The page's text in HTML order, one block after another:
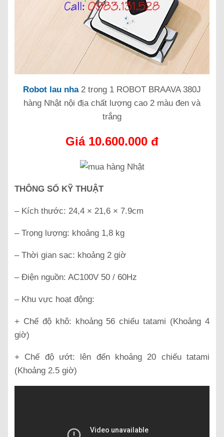
Robot lau nha2 trong 1 ROBOT BRAAVA 380J
hàng Nhật nội địa chất lượng cao 2 màu đen và
trắng
Giá 10.600.000 đ
THÔNG SỐ KỸ THUẬT
– Kích thước: 24,4 × 21,6 × 7.9cm
– Trọng lượng: khoảng 1,8 kg
– Thời gian sạc: khoảng 2 giờ
– Điện nguồn: AC100V 50 / 60Hz
– Khu vực hoạt động:
+ Chế độ khô: khoảng 56 chiếu tatami (Khoảng 4
giờ)
+ Chế độ ướt: lên đến khoảng 20 chiếu tatami
(Khoảng 2.5 giờ)